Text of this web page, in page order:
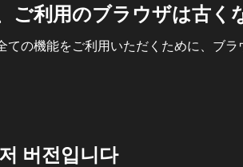
ご利用のブラウザは古く
の機能をご利用いただくために、ブラ
버전입니다